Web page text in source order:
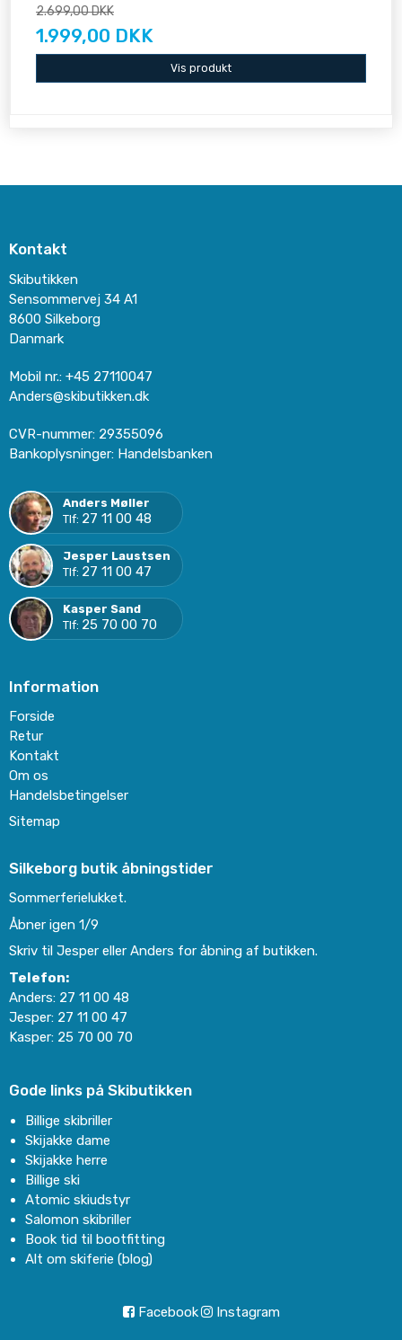
2.699,00 DKK
1.999,00 DKK
Vis produkt
Kontakt
Skibutikken
Sensommervej 34 A1
8600 Silkeborg
Danmark
Mobil nr.: +45 27110047
Anders@skibutikken.dk
CVR-nummer: 29355096
Bankoplysninger: Handelsbanken
Anders Møller
Tlf: 27 11 00 48
Jesper Laustsen
Tlf: 27 11 00 47
Kasper Sand
Tlf: 25 70 00 70
Information
Forside
Retur
Kontakt
Om os
Handelsbetingelser
Sitemap
Silkeborg butik åbningstider
Sommerferielukket.
Åbner igen 1/9
Skriv til Jesper eller Anders for åbning af butikken.
Telefon:
Anders: 27 11 00 48
Jesper: 27 11 00 47
Kasper: 25 70 00 70
Gode links på Skibutikken
Billige skibriller
Skijakke dame
Skijakke herre
Billige ski
Atomic skiudstyr
Salomon skibriller
Book tid til bootfitting
Alt om skiferie (blog)
Facebook Instagram